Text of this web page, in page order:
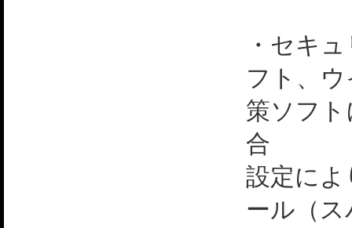
・セキ
フト、
策ソフ
合
設定に
ール（